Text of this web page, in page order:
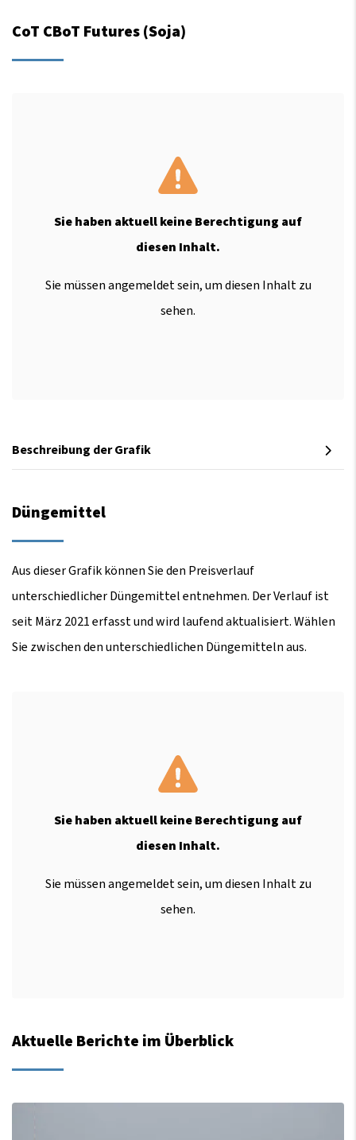
CoT CBoT Futures (Soja)
Sie haben aktuell keine Berechtigung auf
diesen Inhalt.
Sie müssen angemeldet sein, um diesen Inhalt zu
sehen.
Beschreibung der Grafik
Düngemittel
Aus dieser Grafik können Sie den Preisverlauf
unterschiedlicher Düngemittel entnehmen. Der Verlauf ist
seit März 2021 erfasst und wird laufend aktualisiert. Wählen
Sie zwischen den unterschiedlichen Düngemitteln aus.
Sie haben aktuell keine Berechtigung auf
diesen Inhalt.
Sie müssen angemeldet sein, um diesen Inhalt zu
sehen.
Aktuelle Berichte im Überblick